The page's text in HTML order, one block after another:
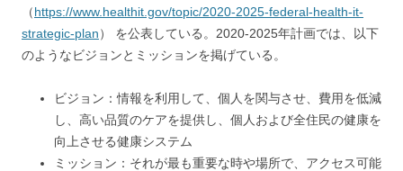
（https://www.healthit.gov/topic/2020-2025-federal-health-it-
strategic-plan） を公表している。2020-2025年計画では、以下
のようなビジョンとミッションを掲げている。
ビジョン：情報を利用して、個人を関与させ、費用を低減
し、高い品質のケアを提供し、個人および全住民の健康を
向上させる健康システム
ミッション：それが最も重要な時や場所で、アクセス可能